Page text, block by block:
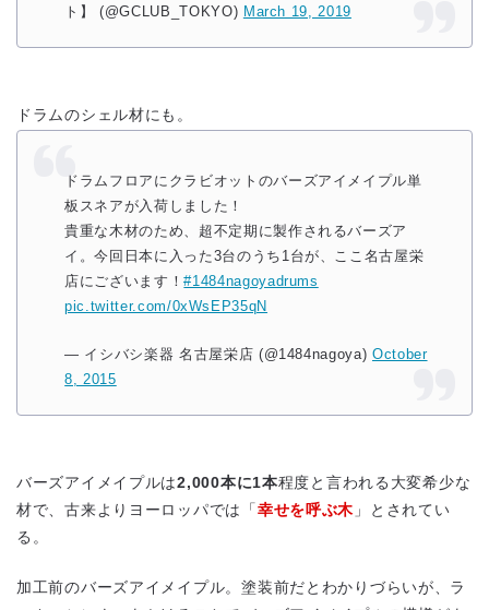
ト】 (@GCLUB_TOKYO) March 19, 2019
ドラムのシェル材にも。
ドラムフロアにクラビオットのバーズアイメイプル単
板スネアが入荷しました！
貴重な木材のため、超不定期に製作されるバーズア
イ。今回日本に入った3台のうち1台が、ここ名古屋栄
店にございます！#1484nagoyadrums
pic.twitter.com/0xWsEP35qN
— イシバシ楽器 名古屋栄店 (@1484nagoya) October
8, 2015
バーズアイメイプルは2,000本に1本程度と言われる大変希少な
材で、古来よりヨーロッパでは「幸せを呼ぶ木 」とされてい
る。
加工前のバーズアイメイプル。塗装前だとわかりづらいが、ラ